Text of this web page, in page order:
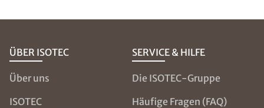
ÜBER ISOTEC
Über uns
ISOTEC
SERVICE & HILFE
Die ISOTEC-Gruppe
Häufige Fragen (FAQ)